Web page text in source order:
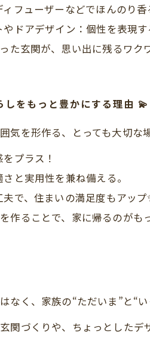
フューザーなどでほんのり香
やドアデザイン：個性を表現
た玄関が、思い出に残るワク
をもっと豊かにする理由 💫
気を形作る、とっても大切な場
プラス！
と実用性を兼ね備える。
で、住まいの満足度もアップ
作ることで、家に帰るのが
なく、家族の“ただいま”と“
関づくりや、ちょっとした